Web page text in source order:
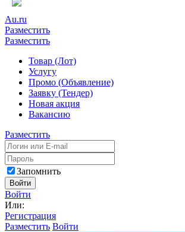
Au.ru
Разместить
Разместить
Товар (Лот)
Услугу
Промо (Объявление)
Заявку (Тендер)
Новая акция
Вакансию
Разместить
Запомнить
Войти
Войти
Или:
Регистрация
Разместить Войти